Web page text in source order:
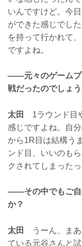
いんですけど。今
ができた感じでし
を持って行かれて
ですよね。
——元々のゲームプ
戦だったのでしょう
太田
1ラウンド目
感じですよね。自
から1R目は結構う
ンド目、いいのも
クされてしまった
——その中でもご自
か？
太田
うーん、まあ
ている元谷さんと